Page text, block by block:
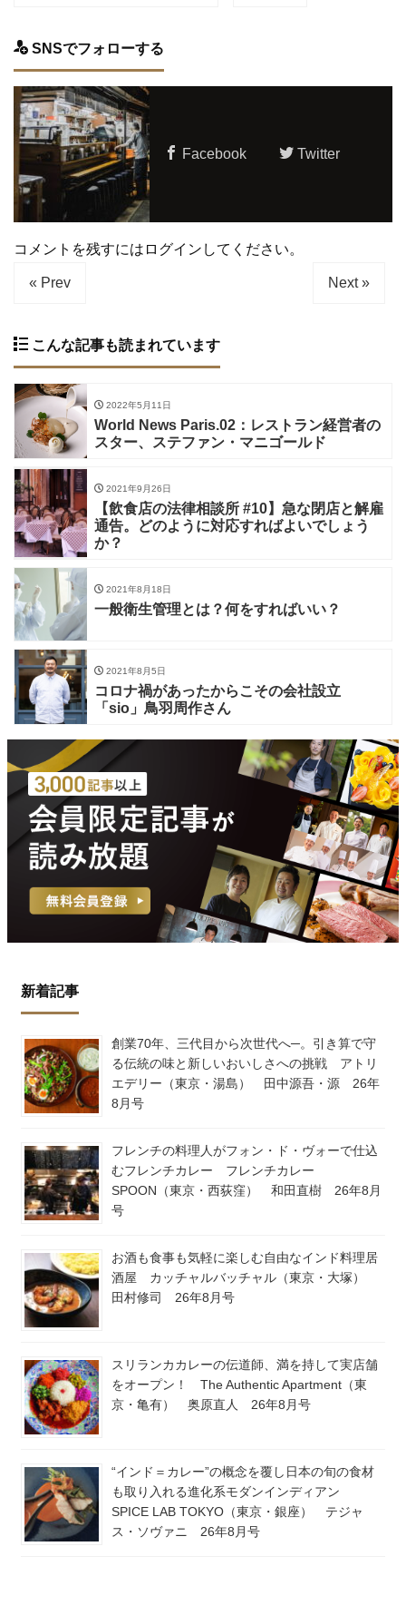
SNSでフォローする
Facebook Twitter
コメントを残すにはログインしてください。
« Prev Next »
こんな記事も読まれています
2022年5月11日
World News Paris.02：レストラン経営者の
スター、ステファン・マニゴールド
2021年9月26日
【飲食店の法律相談所 #10】急な閉店と解雇
通告。どのように対応すればよいでしょう
か？
2021年8月18日
一般衛生管理とは？何をすればいい？
2021年8月5日
コロナ禍があったからこその会社設立
「sio」鳥羽周作さん
新着記事
創業70年、三代目から次世代へ─。引き算で守
る伝統の味と新しいおいしさへの挑戦 アトリ
エデリー（東京・湯島） 田中源吾・源 26年
8月号
フレンチの料理人がフォン・ド・ヴォーで仕込
むフレンチカレー フレンチカレー
SPOON（東京・西荻窪） 和田直樹 26年8月
号
お酒も食事も気軽に楽しむ自由なインド料理居
酒屋 カッチャルバッチャル（東京・大塚）
田村修司 26年8月号
スリランカカレーの伝道師、満を持して実店舗
をオープン！ The Authentic Apartment（東
京・亀有） 奥原直人 26年8月号
“インド＝カレー”の概念を覆し日本の旬の食材
も取り入れる進化系モダンインディアン
SPICE LAB TOKYO（東京・銀座） テジャ
ス・ソヴァニ 26年8月号